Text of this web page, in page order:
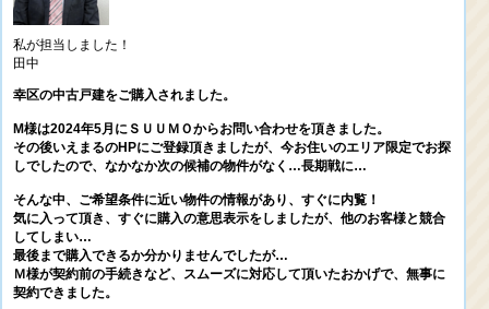
私が担当しました！
田中
幸区の中古戸建をご購入されました。
M様は2024年5月にＳＵＵＭＯからお問い合わせを頂きました。
その後いえまるのHPにご登録頂きましたが、今お住いのエリア限定でお探
しでしたので、なかなか次の候補の物件がなく…長期戦に…
そんな中、ご希望条件に近い物件の情報があり、すぐに内覧！
気に入って頂き、すぐに購入の意思表示をしましたが、他のお客様と競合
してしまい…
最後まで購入できるか分かりませんでしたが…
Ｍ様が契約前の手続きなど、スムーズに対応して頂いたおかげで、無事に
契約できました。